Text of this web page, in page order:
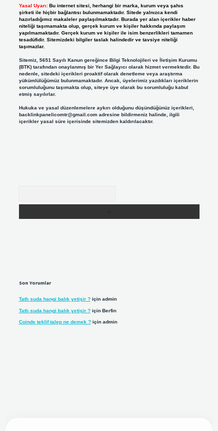
Yasal Uyarı: Bu internet sitesi, herhangi bir marka, kurum veya şahıs
şirketi ile hiçbir bağlantısı bulunmamaktadır. Sitede yalnızca kendi
hazırladığımız makaleler paylaşılmaktadır. Burada yer alan içerikler haber
niteliği taşımamakta olup, gerçek kurum ve kişiler hakkında paylaşım
yapılmamaktadır. Gerçek kurum ve kişiler ile isim benzerlikleri tamamen
tesadüfidir. Sitemizdeki bilgiler taslak halindedir ve tavsiye niteliği
taşımazlar.
Sitemiz, 5651 Sayılı Kanun gereğince Bilgi Teknolojileri ve İletişim Kurumu
(BTK) tarafından onaylanmış bir Yer Sağlayıcı olarak hizmet vermektedir. Bu
nedenle, sitedeki içerikleri proaktif olarak denetleme veya araştırma
yükümlülüğümüz bulunmamaktadır. Ancak, üyelerimiz yazdıkları içeriklerin
sorumluluğunu taşımakta olup, siteye üye olarak bu sorumluluğu kabul
etmiş sayılırlar.
Hukuka ve yasal düzenlemelere aykırı olduğunu düşündüğünüz içerikleri,
backlinkpanelicomtr@gmail.comadresine bildirmeniz halinde, ilgili
içerikler yasal süre içerisinde sitemizden kaldırılacaktır.
Son Yorumlar
Tatlı suda hangi balık yetişir ?için admin
Tatlı suda hangi balık yetişir ?için Berfin
Coinde teklif talep ne demek ?için admin